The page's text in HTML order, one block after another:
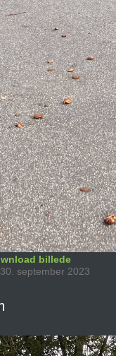
billede
september 2023